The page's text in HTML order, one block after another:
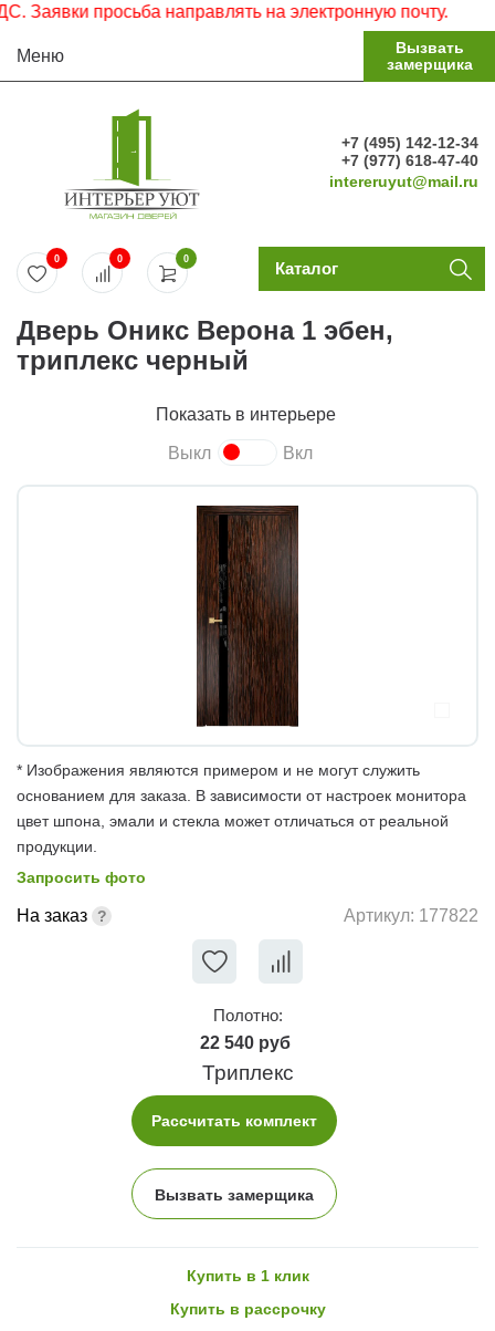
просьба направлять на электронную почту.
Меню
Вызвать
замерщика
+7 (495) 142-12-34
+7 (977) 618-47-40
intereruyut@mail.ru
0
0 0 Каталог
Дверь Оникс Верона 1 эбен,
триплекс черный
Показать в интерьере
Выкл Вкл
* Изображения являются примером и не могут служить
основанием для заказа. В зависимости от настроек монитора
цвет шпона, эмали и стекла может отличаться от реальной
продукции.
Запросить фото
На заказ Артикул: 177822
Полотно:
22 540 руб
Триплекс
Рассчитать комплект
Вызвать замерщика
Купить в 1 клик
Купить в рассрочку